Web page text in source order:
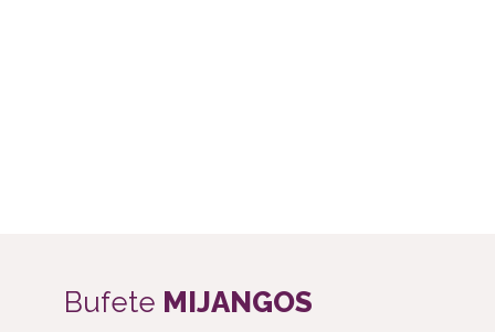
Bufete MIJANGOS